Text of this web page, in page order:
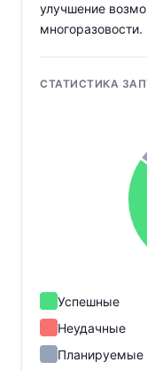
улучшение
многоразовости.
СТАТИСТИКА
Успешные
Неудачные
Планируемые